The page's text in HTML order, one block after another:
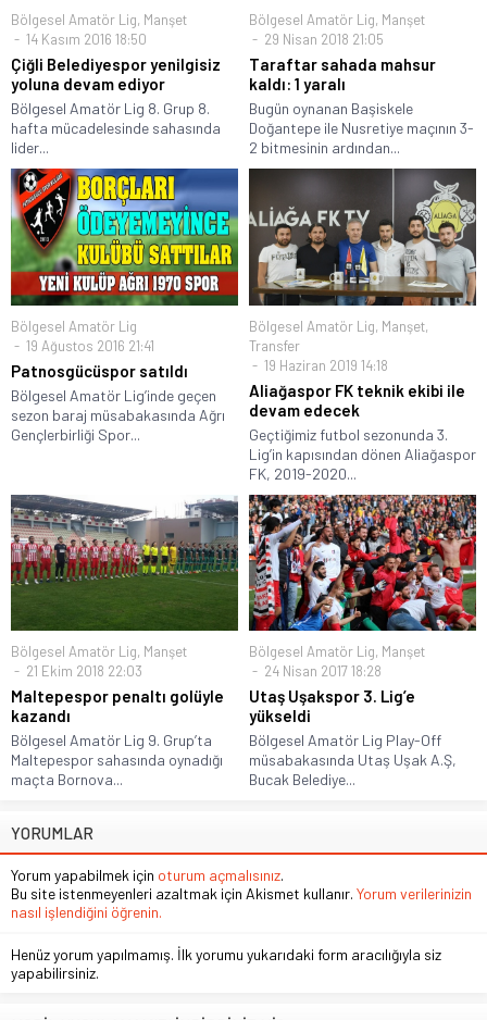
Bölgesel Amatör Lig, Manşet
14 Kasım 2016 18:50
Çiğli Belediyespor yenilgisiz
yoluna devam ediyor
Bölgesel Amatör Lig 8. Grup 8.
hafta mücadelesinde sahasında
lider...
Bölgesel Amatör Lig, Manşet
29 Nisan 2018 21:05
Taraftar sahada mahsur
kaldı: 1 yaralı
Bugün oynanan Başiskele
Doğantepe ile Nusretiye maçının 3-
2 bitmesinin ardından...
Bölgesel Amatör Lig
19 Ağustos 2016 21:41
Patnosgücüspor satıldı
Bölgesel Amatör Lig’inde geçen
sezon baraj müsabakasında Ağrı
Gençlerbirliği Spor...
Bölgesel Amatör Lig, Manşet,
Transfer
19 Haziran 2019 14:18
Aliağaspor FK teknik ekibi ile
devam edecek
Geçtiğimiz futbol sezonunda 3.
Lig’in kapısından dönen Aliağaspor
FK, 2019-2020...
Bölgesel Amatör Lig, Manşet
21 Ekim 2018 22:03
Maltepespor penaltı golüyle
kazandı
Bölgesel Amatör Lig 9. Grup’ta
Maltepespor sahasında oynadığı
maçta Bornova...
Bölgesel Amatör Lig, Manşet
24 Nisan 2017 18:28
Utaş Uşakspor 3. Lig’e
yükseldi
Bölgesel Amatör Lig Play-Off
müsabakasında Utaş Uşak A.Ş,
Bucak Belediye...
YORUMLAR
Yorum yapabilmek için oturum açmalısınız.
Bu site istenmeyenleri azaltmak için Akismet kullanır. Yorum verilerinizin
nasıl işlendiğini öğrenin.
Henüz yorum yapılmamış. İlk yorumu yukarıdaki form aracılığıyla siz
yapabilirsiniz.